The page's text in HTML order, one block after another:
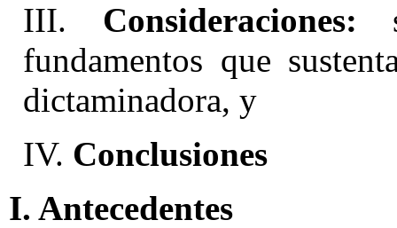
III. Consideraciones:
fundamentos que
dictaminadora, y
IV. Conclusiones
I. Antecedentes